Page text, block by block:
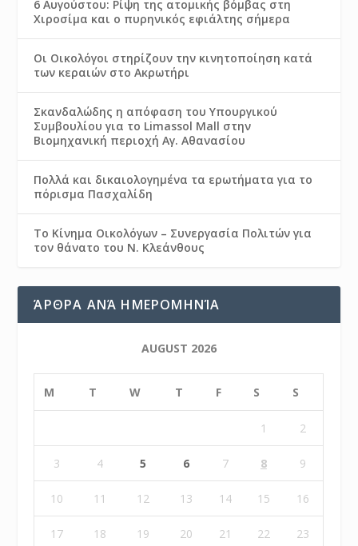
6 Αυγούστου: Ρίψη της ατομικής βόμβας στη
Χιροσίμα και ο πυρηνικός εφιάλτης σήμερα
Οι Οικολόγοι στηρίζουν την κινητοποίηση κατά
των κεραιών στο Ακρωτήρι
Σκανδαλώδης η απόφαση του Υπουργικού
Συμβουλίου για το Limassol Mall στην
Βιομηχανική περιοχή Αγ. Αθανασίου
Πολλά και δικαιολογημένα τα ερωτήματα για το
πόρισμα Πασχαλίδη
Το Κίνημα Οικολόγων – Συνεργασία Πολιτών για
τον θάνατο του Ν. Κλεάνθους
ΆΡΘΡΑ ΑΝΆ ΗΜΕΡΟΜΗΝΊΑ
AUGUST 2026
M T W T F S S
1 2
3 4 5 6 7 8 9
10 11 12 13 14 15 16
17 18 19 20 21 22 23